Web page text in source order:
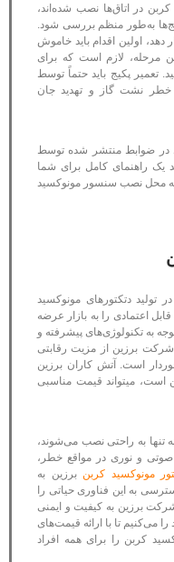
در اتاق‌ها نصب شده‌اند،
به‌طور منظم بررسی شود.
اولین اقدام باید خاموش
مرحله، لازم است که برای
تعمیر پکیج باید حتماً توسط
خطر نشت گاز و تهدید جان
ضوابط منتشر شده توسط
یک راهنمای کامل برای شما
محل نصب سنسور مونوکسید
دتکتورهای مونوکسید
اعتمادی را به بازار عرضه
به تکنولوژی‌های پیشرفته و
شرکت برزین از مزیت رقابتی
است. آتش کاران برزین
است، میتواند قیمت مناسبی
تنها به راحتی نصب می‌شوند،
صوتی و نوری در مواقع خطر،
مونوکسید کربن برزین به
به این فناوری حیاتی را
برزین به کیفیت و ایمنی
می‌کنیم تا با ارائه قیمت‌های
کربن را برای همه افراد